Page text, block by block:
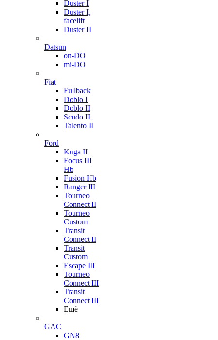
Duster I
Duster I,
facelift
Duster II
Datsun
on-DO
mi-DO
Fiat
Fullback
Doblo I
Doblo II
Scudo II
Talento II
Ford
Kuga II
Focus III
Hb
Fusion Hb
Ranger III
Tourneo
Connect II
Tourneo
Custom
Transit
Connect II
Transit
Custom
Escape III
Tourneo
Connect III
Transit
Connect III
Ещё
GAC
GN8